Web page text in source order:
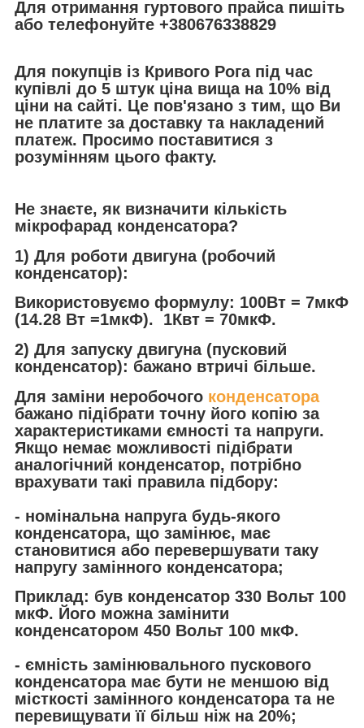
Для отримання гуртового прайса пишіть
або телефонуйте +380676338829
Для покупців із Кривого Рога під час
купівлі до 5 штук ціна вища на 10% від
ціни на сайті. Це пов'язано з тим, що Ви
не платите за доставку та накладений
платеж. Просимо поставитися з
розумінням цього факту.
Не знаєте, як визначити кількість
мікрофарад конденсатора?
1) Для роботи двигуна (робочий
конденсатор):
Використовуємо формулу: 100Вт = 7мкФ
(14.28 Вт =1мкФ). 1Квт = 70мкФ.
2) Для запуску двигуна (пусковий
конденсатор): бажано втричі більше.
Для заміни неробочого конденсатора
бажано підібрати точну його копію за
характеристиками ємності та напруги.
Якщо немає можливості підібрати
аналогічний конденсатор, потрібно
врахувати такі правила підбору:
- номінальна напруга будь-якого
конденсатора, що замінює, має
становитися або перевершувати таку
напругу замінного конденсатора;
Приклад: був конденсатор 330 Вольт 100
мкФ. Його можна замінити
конденсатором 450 Вольт 100 мкФ.
- ємність замінювального пускового
конденсатора має бути не меншою від
місткості замінного конденсатора та не
перевищувати її більш ніж на 20%;